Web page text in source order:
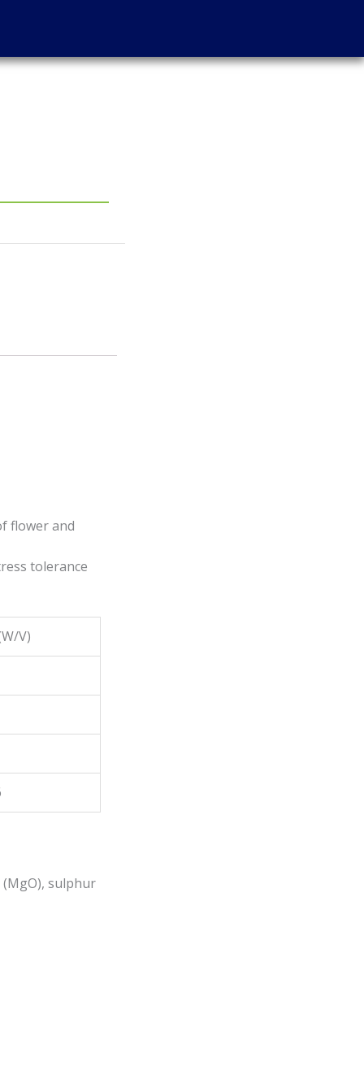
flower and
tolerance
V)
(MgO), sulphur